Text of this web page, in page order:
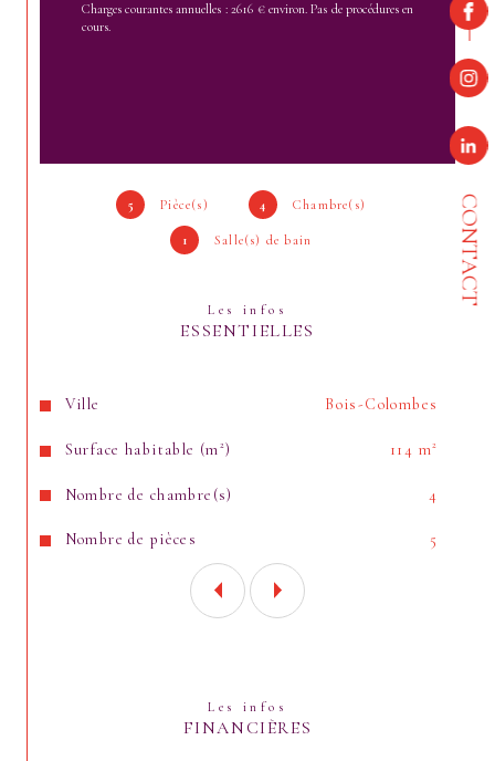
CONTACT
5 Pièce(s) 4 Chambre(s)
1 Salle(s) de bain
Les infos
ESSENTIELLES
Caractéristiques
Ville Bois-Colombes
Surface habitable (m²) 114 m²
Nombre de chambre(s) 4
Nombre de pièces 5
Charges courantes annuelles : 2616 € environ. Pas de procédures en
cours.
Les infos
FINANCIÈRES